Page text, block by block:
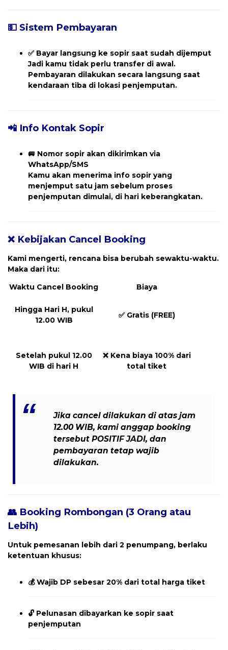
💵 Sistem Pembayaran
✅ Bayar langsung ke sopir saat sudah dijemput
Jadi kamu tidak perlu transfer di awal.
Pembayaran dilakukan secara langsung saat
kendaraan tiba di lokasi penjemputan.
📲 Info Kontak Sopir
🚐 Nomor sopir akan dikirimkan via
WhatsApp/SMS
Kamu akan menerima info sopir yang
menjemput satu jam sebelum proses
penjemputan dimulai, di hari keberangkatan.
❌ Kebijakan Cancel Booking
Kami mengerti, rencana bisa berubah sewaktu-waktu.
Maka dari itu:
Waktu Cancel Booking
Biaya
Hingga Hari H, pukul
12.00 WIB
✅ Gratis (FREE)
Setelah pukul 12.00
WIB di hari H
❌ Kena biaya 100% dari
total tiket
Jika cancel dilakukandi atas jam
12.00 WIB, kami anggap booking
tersebutPOSITIF JADI, dan
pembayaran tetap wajib
dilakukan.
👥 Booking Rombongan (3 Orang atau
Lebih)
Untuk pemesanan lebih dari 2 penumpang, berlaku
ketentuan khusus:
💰Wajib DP sebesar 20% dari total harga tiket
🔓 Pelunasan dibayarkan ke sopir saat
penjemputan